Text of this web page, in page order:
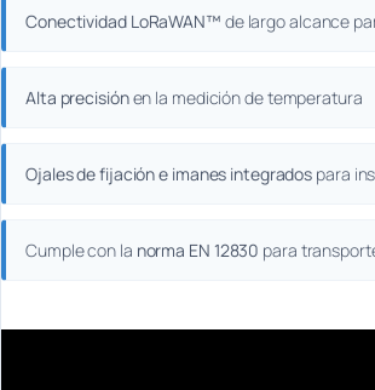
Conectividad LoRaWAN™ de largo alcance
Alta precisiónen la medición de temperatura
Ojales de fijación e imanes integrados para
Cumple con la norma EN 12830 para